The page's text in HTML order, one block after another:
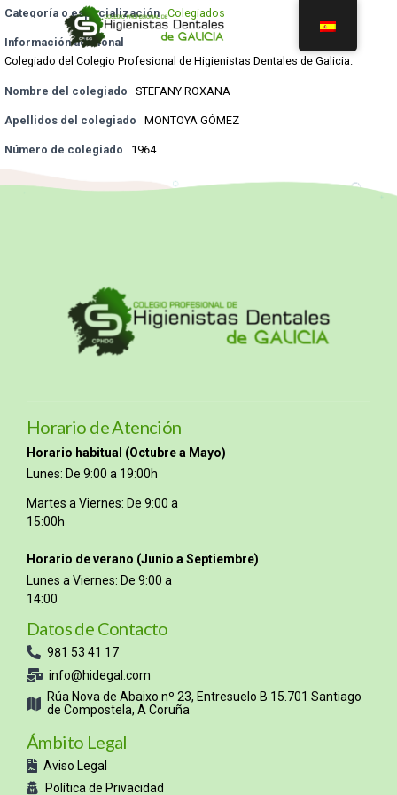
Categoría o especialización Colegiados
Información adicional
Colegiado del Colegio Profesional de Higienistas Dentales de Galicia.
Nombre del colegiado STEFANY ROXANA
Apellidos del colegiado MONTOYA GÓMEZ
Número de colegiado 1964
Horario de Atención
Horario habitual (Octubre a Mayo)
Lunes: De 9:00 a 19:00h
Martes a Viernes: De 9:00 a
15:00h
Horario de verano (Junio a Septiembre)
Lunes a Viernes: De 9:00 a
14:00
Datos de Contacto
981 53 41 17
info@hidegal.com
Rúa Nova de Abaixo nº 23, Entresuelo B 15.701 Santiago
de Compostela, A Coruña
Ámbito Legal
Aviso Legal
Política de Privacidad